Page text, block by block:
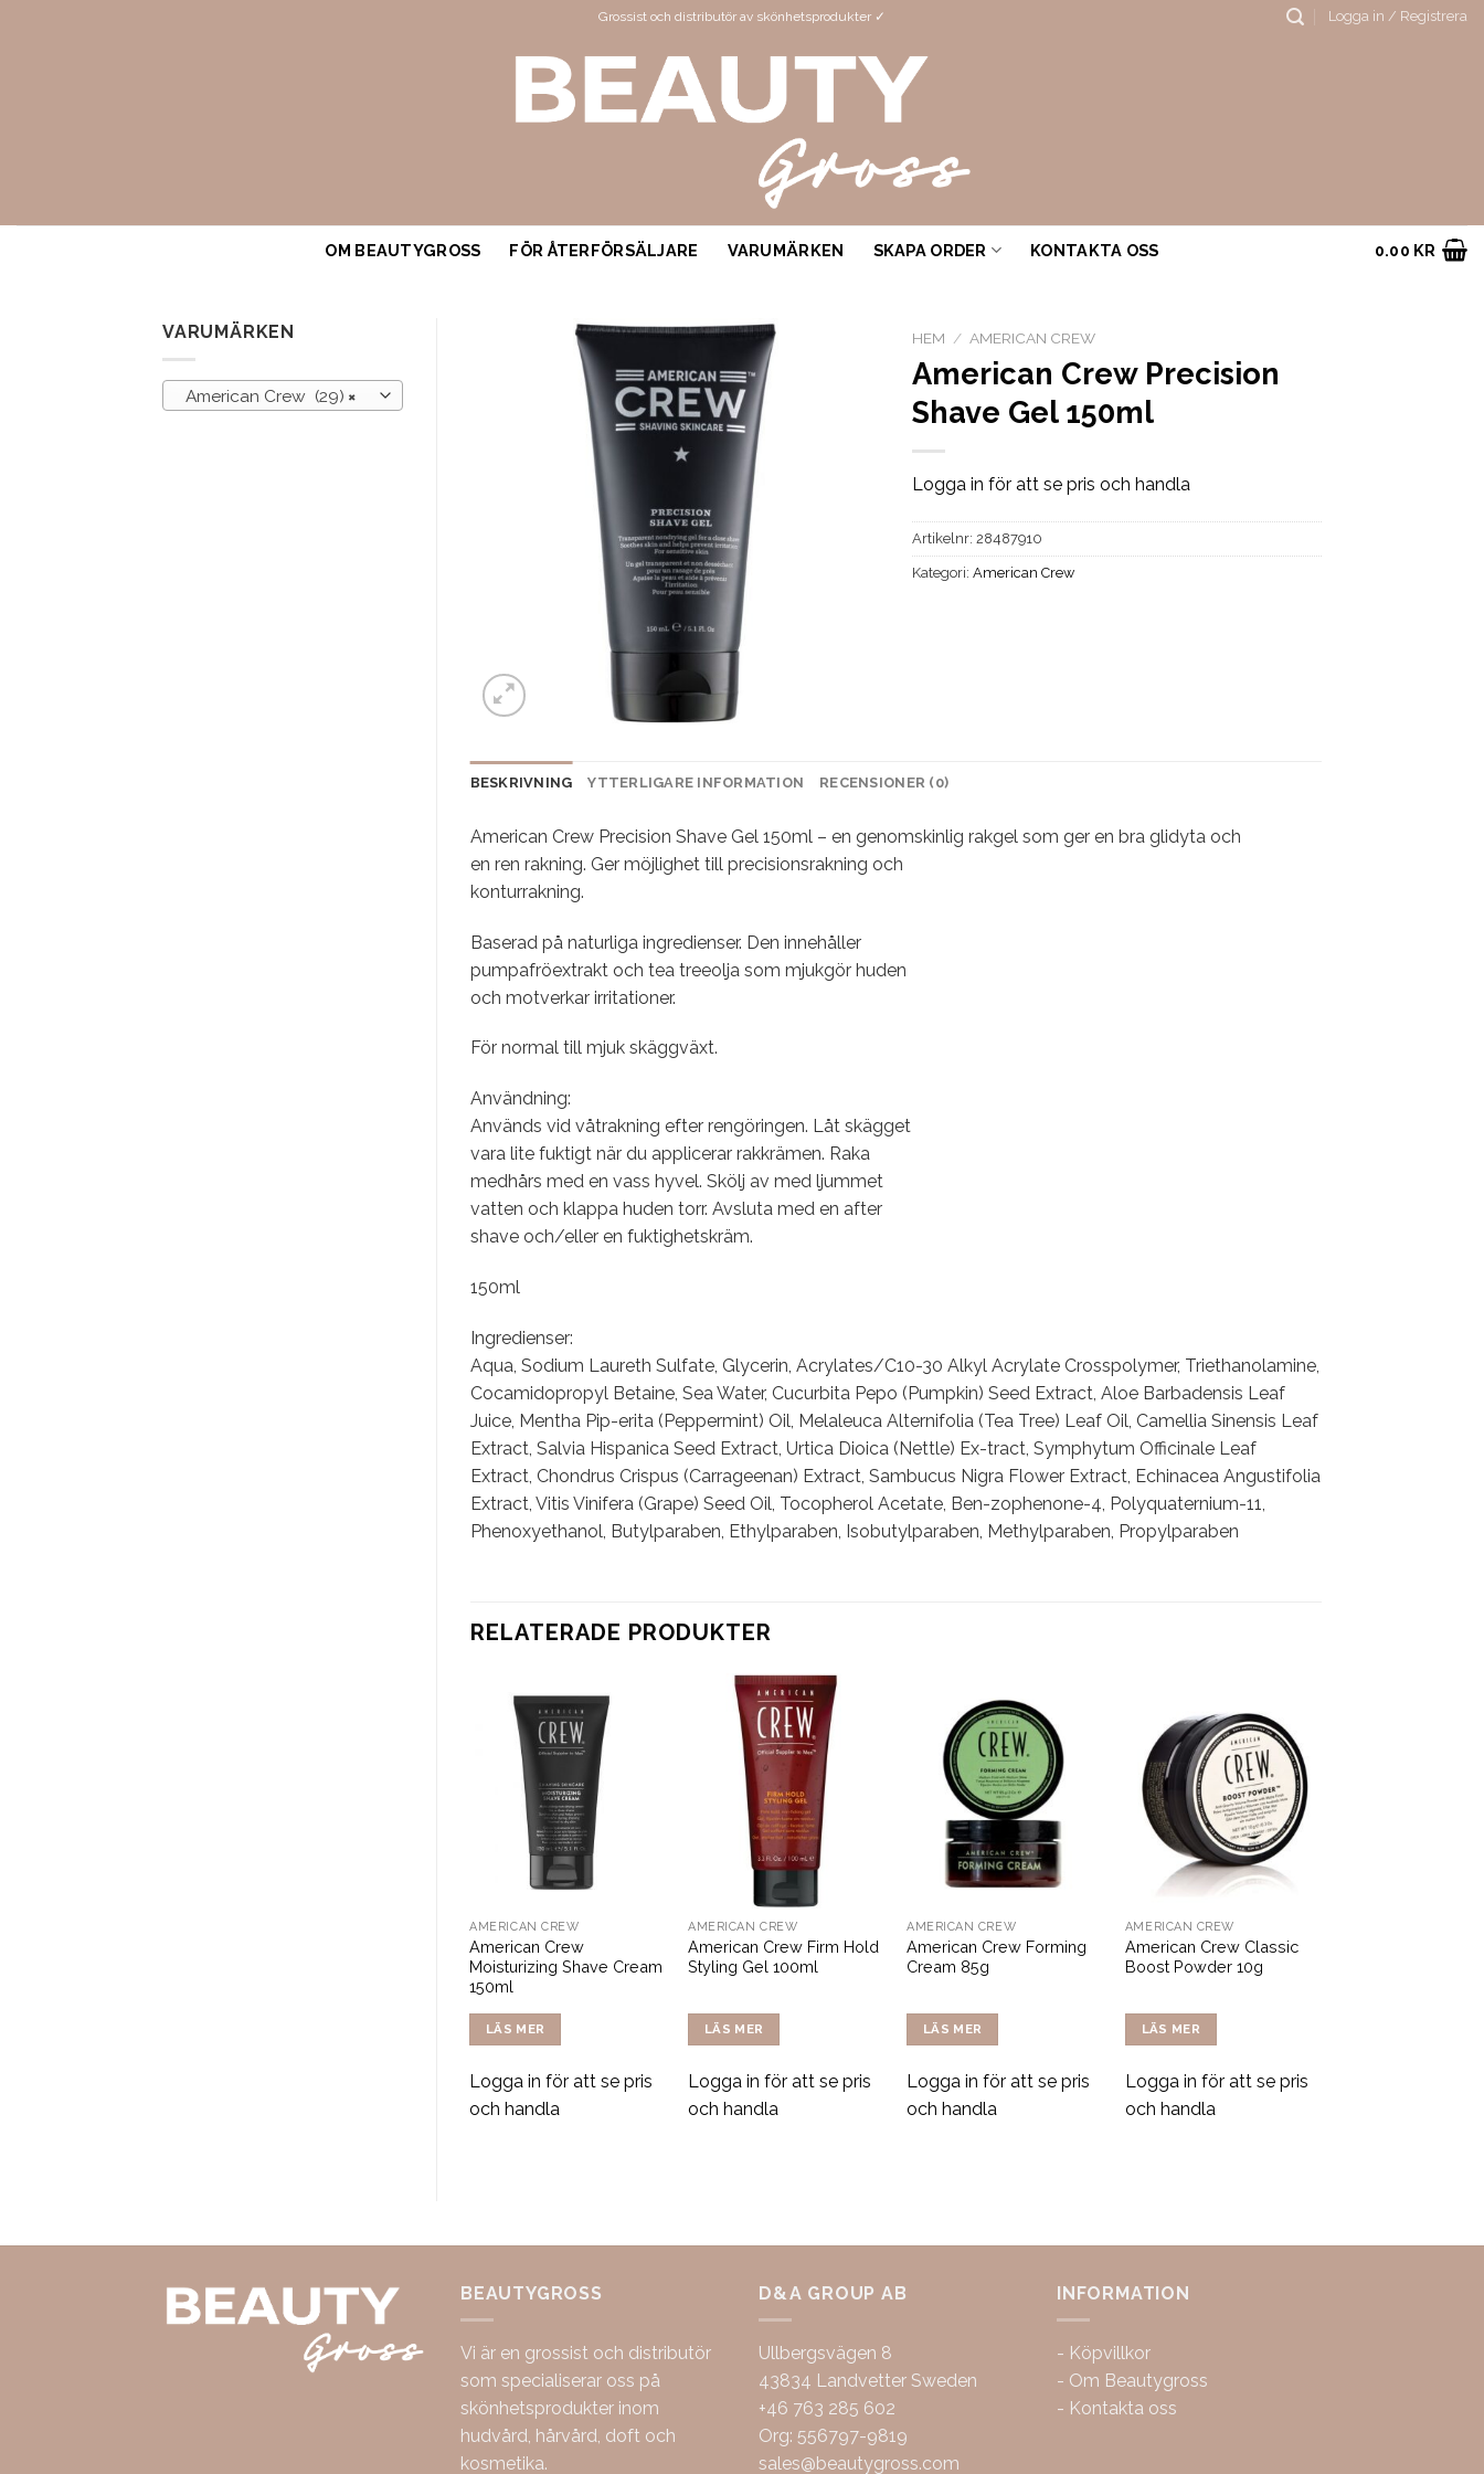
Grossist och distributör av skönhetsprodukter ✓ Logga in / Registrera
OM BEAUTYGROSS FÖR ÅTERFÖRSÄLJARE VARUMÄRKEN SKAPA ORDER KONTAKTA OSS 0.00 KR
VARUMÄRKEN
×
American Crew (29)
HEM / AMERICAN CREW
American Crew Precision
Shave Gel 150ml
Logga in för att se pris och handla
Artikelnr: 28487910
Kategori:American Crew
BESKRIVNING YTTERLIGARE INFORMATION RECENSIONER (0)
American Crew Precision Shave Gel 150ml – en genomskinlig rakgel som ger en bra glidyta och
en ren rakning. Ger möjlighet till precisionsrakning och
konturrakning.
Baserad på naturliga ingredienser. Den innehåller
pumpafröextrakt och tea treeolja som mjukgör huden
och motverkar irritationer.
För normal till mjuk skäggväxt.
Användning:
Används vid våtrakning efter rengöringen. Låt skägget
vara lite fuktigt när du applicerar rakkrämen. Raka
medhårs med en vass hyvel. Skölj av med ljummet
vatten och klappa huden torr. Avsluta med en after
shave och/eller en fuktighetskräm.
150ml
Ingredienser:
Aqua, Sodium Laureth Sulfate, Glycerin, Acrylates/C10-30 Alkyl Acrylate Crosspolymer, Triethanolamine,
Cocamidopropyl Betaine, Sea Water, Cucurbita Pepo (Pumpkin) Seed Extract, Aloe Barbadensis Leaf
Juice, Mentha Pip-erita (Peppermint) Oil, Melaleuca Alternifolia (Tea Tree) Leaf Oil, Camellia Sinensis Leaf
Extract, Salvia Hispanica Seed Extract, Urtica Dioica (Nettle) Ex-tract, Symphytum Officinale Leaf
Extract, Chondrus Crispus (Carrageenan) Extract, Sambucus Nigra Flower Extract, Echinacea Angustifolia
Extract, Vitis Vinifera (Grape) Seed Oil, Tocopherol Acetate, Ben-zophenone-4, Polyquaternium-11,
Phenoxyethanol, Butylparaben, Ethylparaben, Isobutylparaben, Methylparaben, Propylparaben
RELATERADE PRODUKTER
AMERICAN CREW
American Crew
Moisturizing Shave Cream
150ml
LÄS MER
Logga in för att se pris
och handla
AMERICAN CREW
American Crew Firm Hold
Styling Gel 100ml
LÄS MER
Logga in för att se pris
och handla
AMERICAN CREW
American Crew Forming
Cream 85g
LÄS MER
Logga in för att se pris
och handla
AMERICAN CREW
American Crew Classic
Boost Powder 10g
LÄS MER
Logga in för att se pris
och handla
BEAUTYGROSS
Vi är en grossist och distributör
som specialiserar oss på
skönhetsprodukter inom
hudvård, hårvård, doft och
kosmetika.
D&A GROUP AB
Ullbergsvägen 8
43834 Landvetter Sweden
+46 763 285 602
Org: 556797-9819
sales@beautygross.com
INFORMATION
- Köpvillkor
- Om Beautygross
- Kontakta oss